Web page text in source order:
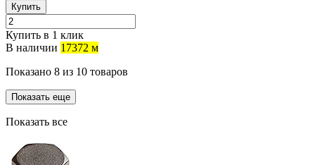
Купить
Купить в 1 клик
В наличии 17372 м
Показано 8 из 10 товаров
Показать еще
Показать все